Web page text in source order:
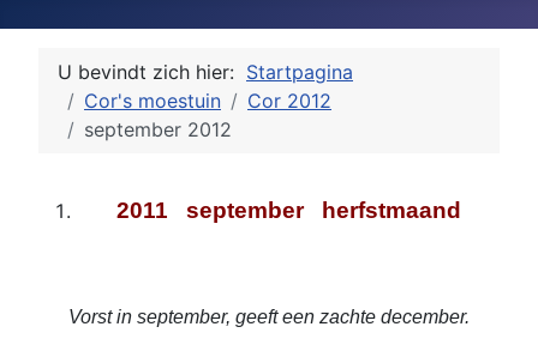
U bevindt zich hier: Startpagina
Cor's moestuin
Cor 2012
september 2012
2011 september herfstmaand
Vorst in september, geeft een zachte december.